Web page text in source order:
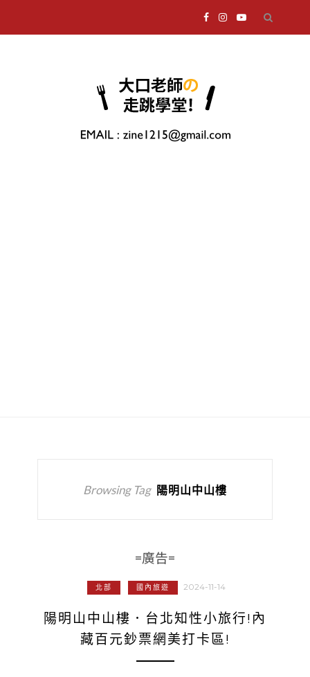
Browsing Tag 陽明山中山樓
=廣告=
北部 國內旅遊 2024-11-14
陽明山中山樓．台北知性小旅行!內
藏百元鈔票網美打卡區!